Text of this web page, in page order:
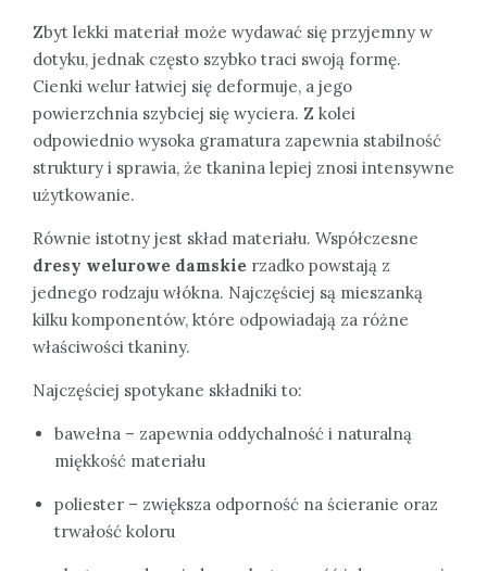
Zbyt lekki materiał może wydawać się przyjemny w
dotyku, jednak często szybko traci swoją formę.
Cienki welur łatwiej się deformuje, a jego
powierzchnia szybciej się wyciera. Z kolei
odpowiednio wysoka gramatura zapewnia stabilność
struktury i sprawia, że tkanina lepiej znosi intensywne
użytkowanie.
Równie istotny jest skład materiału. Współczesne
dresy welurowe damskie rzadko powstają z
jednego rodzaju włókna. Najczęściej są mieszanką
kilku komponentów, które odpowiadają za różne
właściwości tkaniny.
Najczęściej spotykane składniki to:
bawełna – zapewnia oddychalność i naturalną
miękkość materiału
poliester – zwiększa odporność na ścieranie oraz
trwałość koloru